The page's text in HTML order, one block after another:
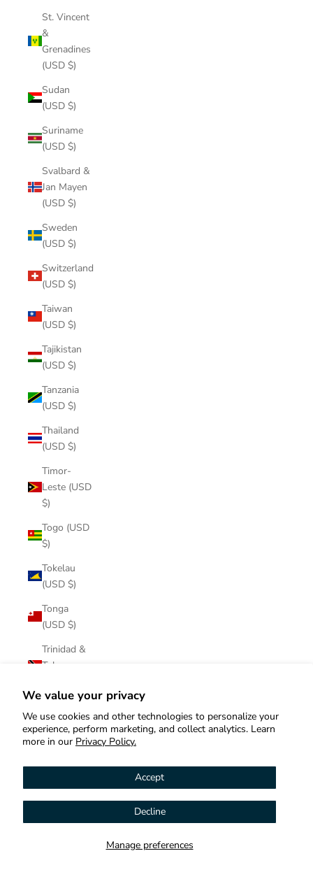
We value your privacy
We use cookies and other technologies to personalize your
experience, perform marketing, and collect analytics. Learn
more in our Privacy Policy.
Manage preferences
Accept
Decline
St. Vincent
&
Grenadines
(USD $)
Sudan
(USD $)
Suriname
(USD $)
Svalbard &
Jan Mayen
(USD $)
Sweden
(USD $)
Switzerland
(USD $)
Taiwan
(USD $)
Tajikistan
(USD $)
Tanzania
(USD $)
Thailand
(USD $)
Timor-
Leste (USD
$)
Togo (USD
$)
Tokelau
(USD $)
Tonga
(USD $)
Trinidad &
Tobago
Tristan da
Cunha
(USD $)
Türkiye